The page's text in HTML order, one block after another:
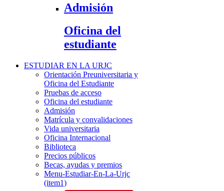
Admisión
Oficina del
estudiante
ESTUDIAR EN LA URJC
Orientación Preuniversitaria y
Oficina del Estudiante
Pruebas de acceso
Oficina del estudiante
Admisión
Matrícula y convalidaciones
Vida universitaria
Oficina Internacional
Biblioteca
Precios públicos
Becas, ayudas y premios
Menu-Estudiar-En-La-Urjc
(item1)